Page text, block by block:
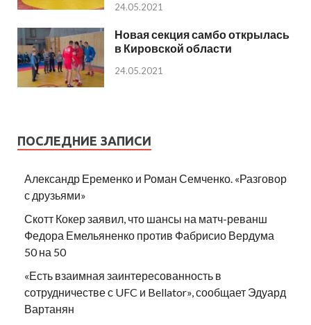
24.05.2021
Новая секция самбо открылась
в Кировской области
24.05.2021
ПОСЛЕДНИЕ ЗАПИСИ
Александр Еременко и Роман Семченко. «Разговор
с друзьями»
Скотт Кокер заявил, что шансы на матч-реванш
Федора Емельяненко против Фабрисио Вердума
50 на 50
«Есть взаимная заинтересованность в
сотрудничестве с UFC и Bellator», сообщает Эдуард
Вартанян